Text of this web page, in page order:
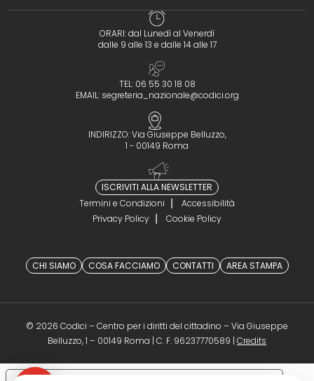
ORARI: dal Lunedì al Venerdì
dalle 9 alle 13 e dalle 14 alle 17
TEL: 06 55 30 18 08
EMAIL: segreteria_nazionale@codici.org
INDIRIZZO: Via Giuseppe Belluzzo,
1 - 00149 Roma
ISCRIVITI ALLA NEWSLETTER
Termini e Condizioni
Accessibilità
Privacy Policy
Cookie Policy
CHI SIAMO COSA FACCIAMO CONTATTI AREA STAMPA
© 2026 Codici – Centro per i diritti del cittadino – Via Giuseppe
Belluzzo, 1 – 00149 Roma | C. F. 96237770589 | Credits